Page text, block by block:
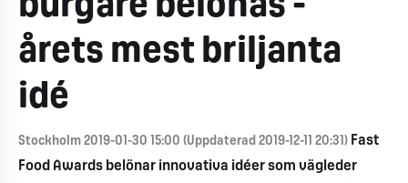
årets mest briljanta
idé
Stockholm 2019-01-30 15:00 (Uppdaterad 2019-12-11 20:31) Fast
Food Awards belönar innovativa idéer som vägleder